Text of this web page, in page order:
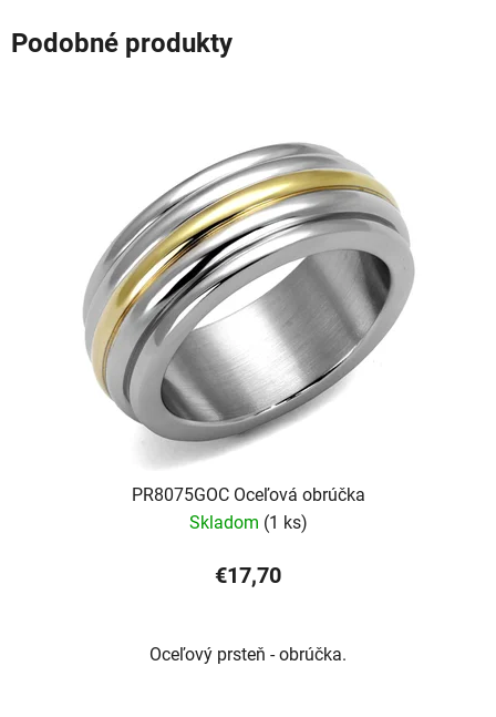
Podobné produkty
PR8075GOC Oceľová obrúčka
Skladom (1 ks)
€17,70
Oceľový prsteň - obrúčka.